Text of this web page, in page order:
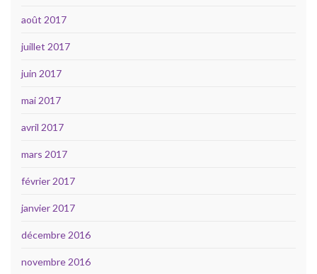
août 2017
juillet 2017
juin 2017
mai 2017
avril 2017
mars 2017
février 2017
janvier 2017
décembre 2016
novembre 2016